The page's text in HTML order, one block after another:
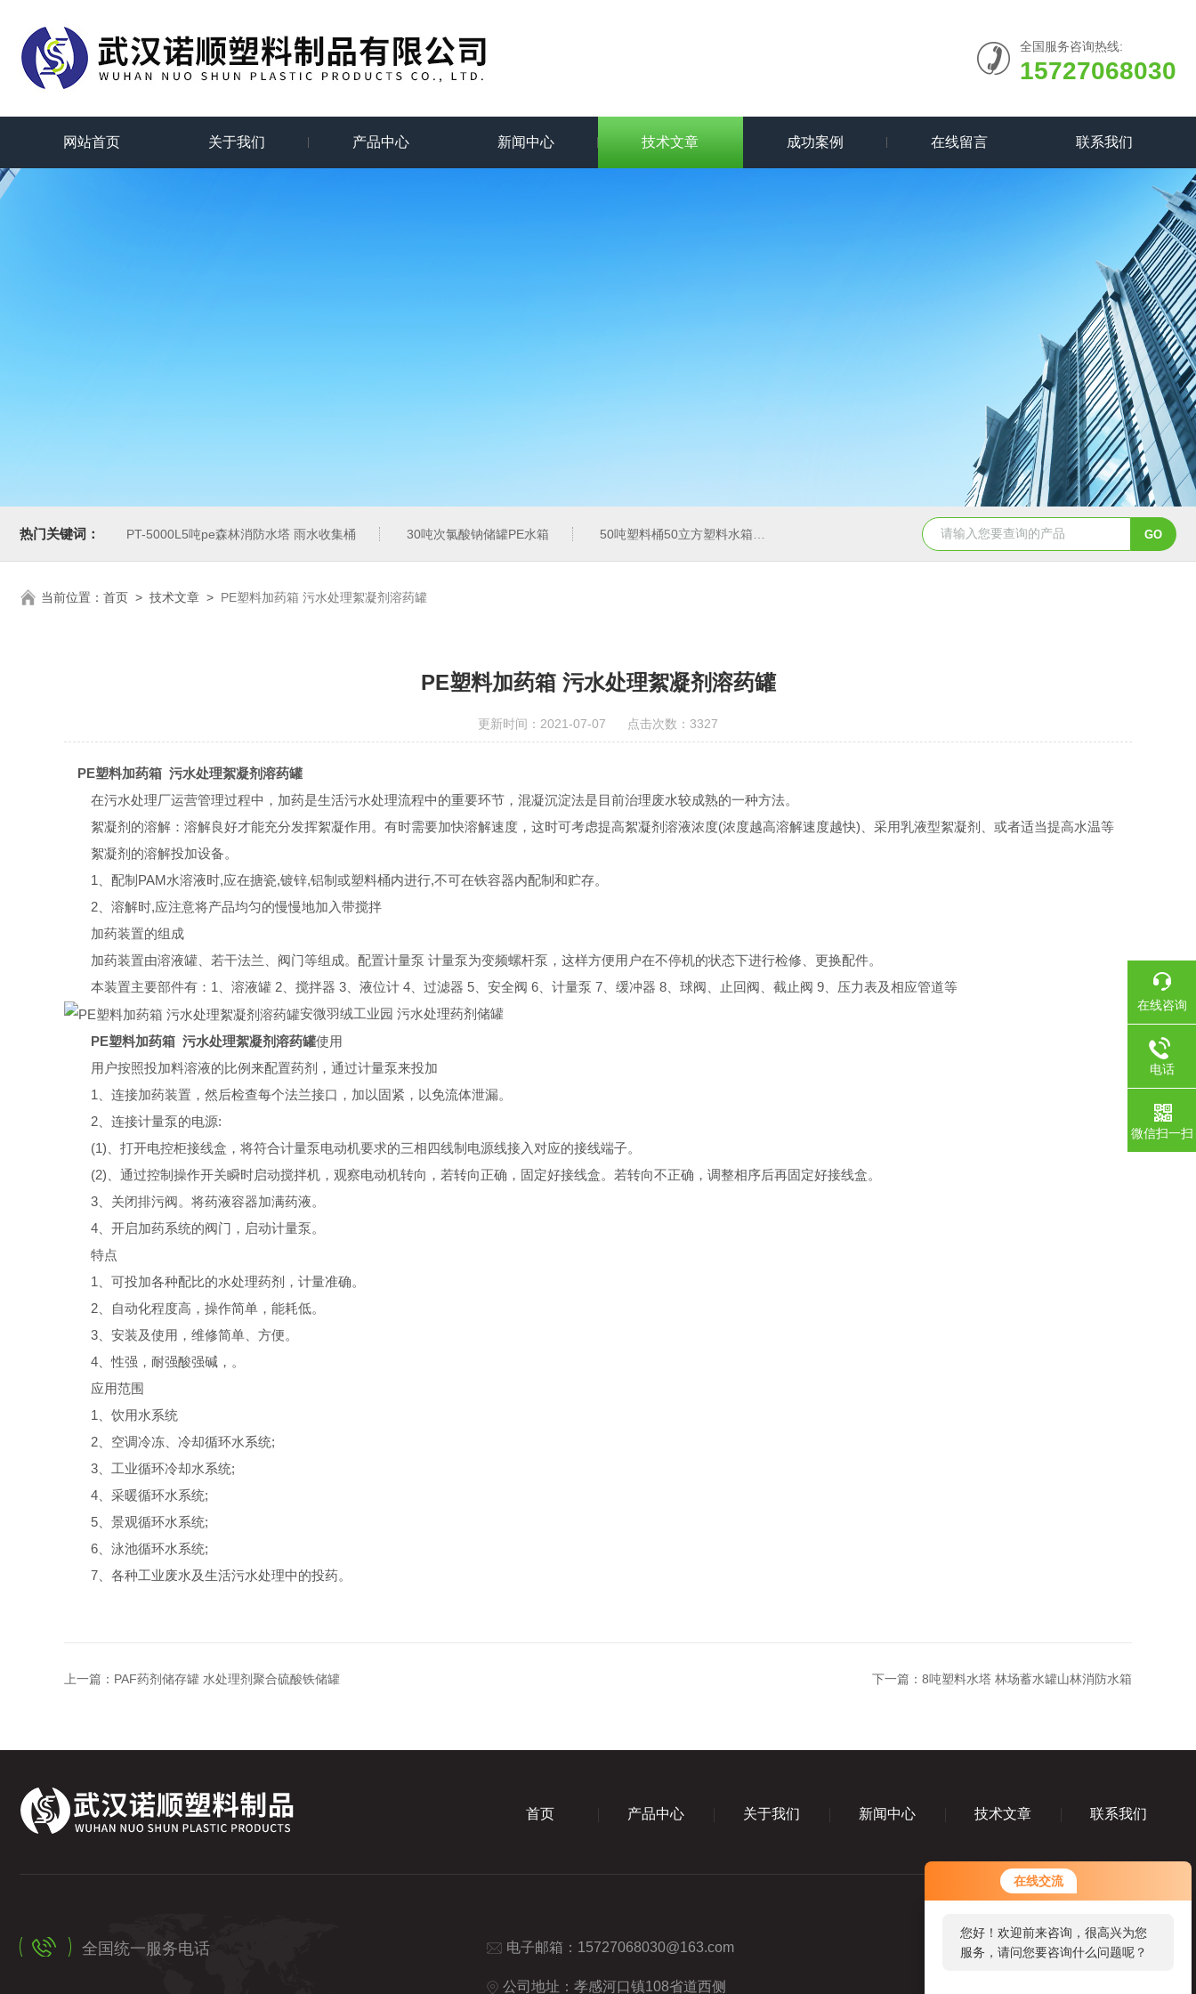
在线交流
您好！欢迎前来咨询，很高兴为您
服务，请问您要咨询什么问题呢？
全国服务咨询热线:
15727068030
网站首页 关于我们 产品中心 新闻中心 技术文章 成功案例 在线留言 联系我们
热门关键词： PT-5000L5吨pe森林消防水塔 雨水收集桶 30吨次氯酸钠储罐PE水箱 50吨塑料桶50立方塑料水箱pe水箱 50吨pe塑料水箱储水罐 40吨PE塑料防腐储罐
当前位置： 首页 > 技术文章 > PE塑料加药箱 污水处理絮凝剂溶药罐
PE塑料加药箱 污水处理絮凝剂溶药罐
更新时间：2021-07-07 点击次数：3327
PE塑料加药箱 污水处理絮凝剂溶药罐
在污水处理厂运营管理过程中，加药是生活污水处理流程中的重要环节，混凝沉淀法是目前治理废水较成熟的一种方法。
絮凝剂的溶解：溶解良好才能充分发挥絮凝作用。有时需要加快溶解速度，这时可考虑提高絮凝剂溶液浓度(浓度越高溶解速度越快)、采用乳液型絮凝剂、或者适当提高水温等
絮凝剂的溶解投加设备。
1、配制PAM水溶液时,应在搪瓷,镀锌,铝制或塑料桶内进行,不可在铁容器内配制和贮存。
2、溶解时,应注意将产品均匀的慢慢地加入带搅拌
加药装置的组成
加药装置由溶液罐、若干法兰、阀门等组成。配置计量泵 计量泵为变频螺杆泵，这样方便用户在不停机的状态下进行检修、更换配件。
本装置主要部件有：1、溶液罐 2、搅拌器 3、液位计 4、过滤器 5、安全阀 6、计量泵 7、缓冲器 8、球阀、止回阀、截止阀 9、压力表及相应管道等
安微羽绒工业园 污水处理药剂储罐
PE塑料加药箱 污水处理絮凝剂溶药罐使用
用户按照投加料溶液的比例来配置药剂，通过计量泵来投加
1、连接加药装置，然后检查每个法兰接口，加以固紧，以免流体泄漏。
2、连接计量泵的电源:
(1)、打开电控柜接线盒，将符合计量泵电动机要求的三相四线制电源线接入对应的接线端子。
(2)、通过控制操作开关瞬时启动搅拌机，观察电动机转向，若转向正确，固定好接线盒。若转向不正确，调整相序后再固定好接线盒。
3、关闭排污阀。将药液容器加满药液。
4、开启加药系统的阀门，启动计量泵。
特点
1、可投加各种配比的水处理药剂，计量准确。
2、自动化程度高，操作简单，能耗低。
3、安装及使用，维修简单、方便。
4、性强，耐强酸强碱，。
应用范围
1、饮用水系统
2、空调冷冻、冷却循环水系统;
3、工业循环冷却水系统;
4、采暖循环水系统;
5、景观循环水系统;
6、泳池循环水系统;
7、各种工业废水及生活污水处理中的投药。
上一篇： PAF药剂储存罐 水处理剂聚合硫酸铁储罐 下一篇： 8吨塑料水塔 林场蓄水罐山林消防水箱
首页 产品中心 关于我们 新闻中心 技术文章 联系我们
全国统一服务电话 电子邮箱： 15727068030@163.com
公司地址：孝感河口镇108省道西侧
在线咨询
电话
微信扫一扫